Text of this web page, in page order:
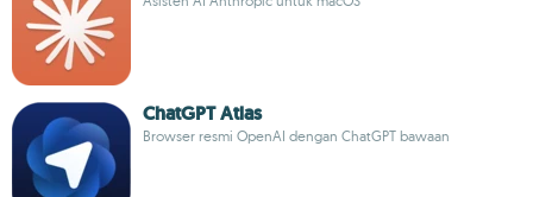
ChatGPT Atlas
Browser resmi OpenAI dengan ChatGPT bawaan